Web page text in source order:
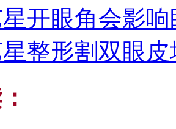
开眼角会影
整形割双眼